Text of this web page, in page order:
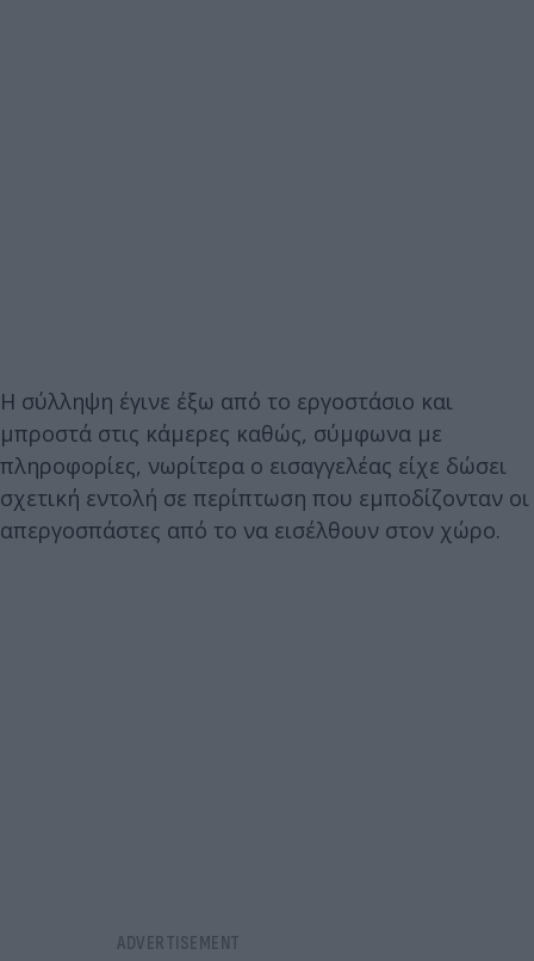
Η σύλληψη έγινε έξω από το εργοστάσιο και
μπροστά στις κάμερες καθώς, σύμφωνα με
πληροφορίες, νωρίτερα ο εισαγγελέας είχε δώσει
σχετική εντολή σε περίπτωση που εμποδίζονταν οι
απεργοσπάστες από το να εισέλθουν στον χώρο.